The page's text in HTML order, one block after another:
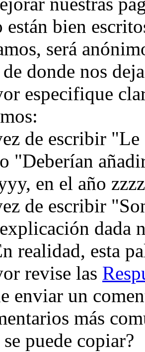
están bien
será
donde nos
especifique
de escribir
"Deberían
en el año
de escribir
dada
realidad, esta
revise las
enviar un
más
puede copiar?